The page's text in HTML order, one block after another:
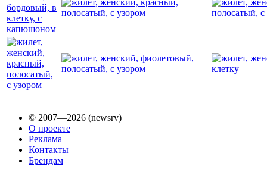
© 2007—2026 (newsrv)
О проекте
Реклама
Контакты
Брендам